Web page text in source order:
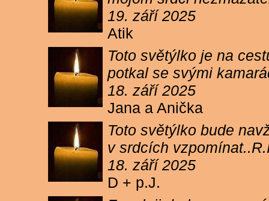
19. září 2025
Atik
Toto světýlko je na
potkal se svými
18. září 2025
Jana a Anička
Toto světýlko bude
v srdcích
18. září 2025
D + p.J.